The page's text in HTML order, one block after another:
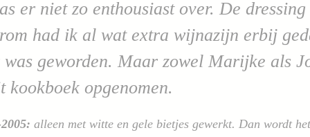
er niet zo enthousiast over. De
had ik al wat extra wijnazijn erbij
was geworden. Maar zowel Marijke als
kookboek opgenomen.
alleen met witte en gele bietjes gewerkt. Dan wordt